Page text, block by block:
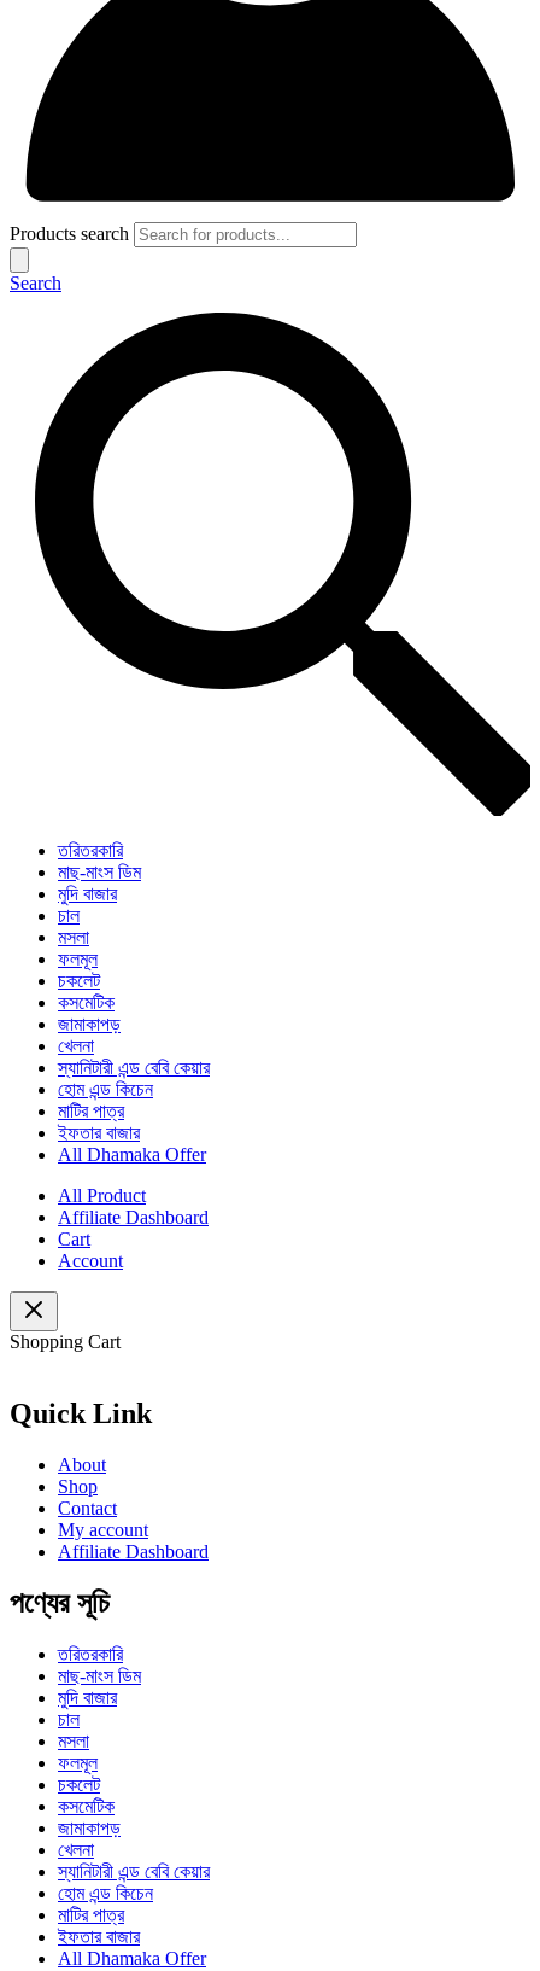
Products search
Search
তরিতরকারি
মাছ-মাংস ডিম
মুদি বাজার
চাল
মসলা
ফলমূল
চকলেট
কসমেটিক
জামাকাপড়
খেলনা
স্যানিটারী এন্ড বেবি কেয়ার
হোম এন্ড কিচেন
মাটির পাত্র
ইফতার বাজার
All Dhamaka Offer
All Product
Affiliate Dashboard
Cart
Account
Shopping Cart
Quick Link
About
Shop
Contact
My account
Affiliate Dashboard
পণ্যের সূচি
তরিতরকারি
মাছ-মাংস ডিম
মুদি বাজার
চাল
মসলা
ফলমূল
চকলেট
কসমেটিক
জামাকাপড়
খেলনা
স্যানিটারী এন্ড বেবি কেয়ার
হোম এন্ড কিচেন
মাটির পাত্র
ইফতার বাজার
All Dhamaka Offer